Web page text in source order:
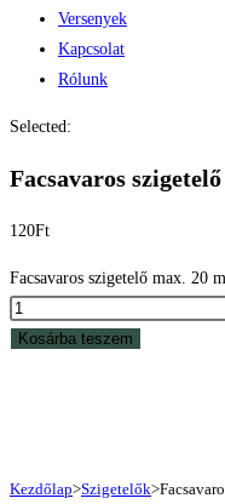
Versenyek
Kapcsolat
Rólunk
Selected:
Facsavaros
120Ft
Facsavaros szigetelő max. 20
Kosárba teszem
Kezdőlap>Szigetelők>